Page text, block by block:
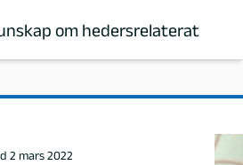
om hedersrelaterat
2 mars 2022